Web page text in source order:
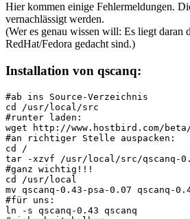
Hier kommen einige Fehlermeldungen.
vernachlässigt werden.
(Wer es genau wissen will: Es liegt daran
RedHat/Fedora gedacht sind.)
Installation von qscanq:
#ab ins Source-Verzeichnis
cd /usr/local/src
#runter laden:
wget http://www.hostbird.com/
#an richtiger Stelle auspacken:
cd /
tar -xzvf /usr/local/src/qscanq-
#ganz wichtig!!!
cd /usr/local
mv qscanq-0.43-psa-0.07 qscanq-
#für uns:
ln -s qscanq-0.43 qscanq